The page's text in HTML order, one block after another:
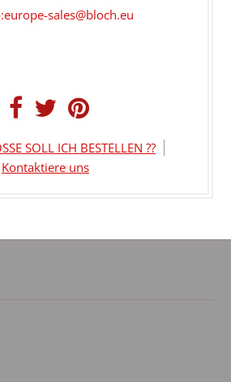
sales@bloch.eu
SOLL ICH BESTELLEN ??
Kontaktiere uns